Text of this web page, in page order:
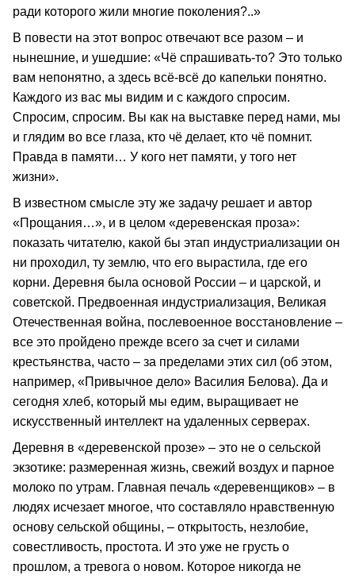
ради которого жили многие поколения?..»
В повести на этот вопрос отвечают все разом – и
нынешние, и ушедшие: «Чё спрашивать-то? Это только
вам непонятно, а здесь всё-всё до капельки понятно.
Каждого из вас мы видим и с каждого спросим.
Спросим, спросим. Вы как на выставке перед нами, мы
и глядим во все глаза, кто чё делает, кто чё помнит.
Правда в памяти… У кого нет памяти, у того нет
жизни».
В известном смысле эту же задачу решает и автор
«Прощания…», и в целом «деревенская проза»:
показать читателю, какой бы этап индустриализации он
ни проходил, ту землю, что его вырастила, где его
корни. Деревня была основой России – и царской, и
советской. Предвоенная индустриализация, Великая
Отечественная война, послевоенное восстановление –
все это пройдено прежде всего за счет и силами
крестьянства, часто – за пределами этих сил (об этом,
например, «Привычное дело» Василия Белова). Да и
сегодня хлеб, который мы едим, выращивает не
искусственный интеллект на удаленных серверах.
Деревня в «деревенской прозе» – это не о сельской
экзотике: размеренная жизнь, свежий воздух и парное
молоко по утрам. Главная печаль «деревенщиков» – в
людях исчезает многое, что составляло нравственную
основу сельской общины, – открытость, незлобие,
совестливость, простота. И это уже не грусть о
прошлом, а тревога о новом. Которое никогда не